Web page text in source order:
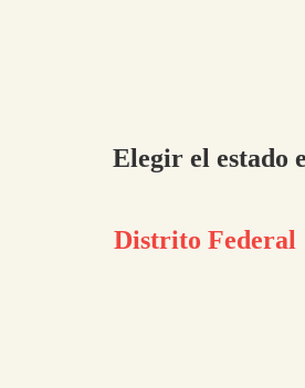
Elegir el estado
Distrito Federal